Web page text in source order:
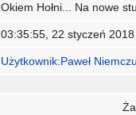
Okiem Hołni... Na nowe
03:35:55, 22 styczeń 2018
Użytkownik:Paweł